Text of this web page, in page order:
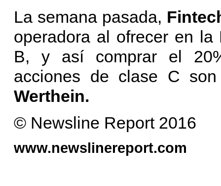
La semana pasada,
operadora al ofrecer en
B, y así comprar el
acciones de clase C
Werthein.
© Newsline Report 2016
www.newslinereport.com